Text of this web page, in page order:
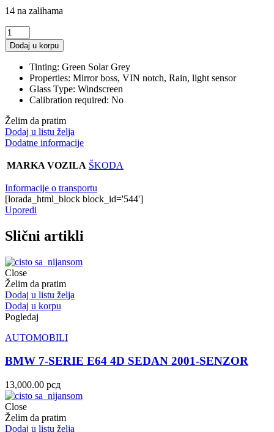
14 na zalihama
SKODA
SUPERB
SEDAN/WAGON
2009-
quantity
Dodaj u korpu
Tinting: Green Solar Grey
Properties: Mirror boss, VIN notch, Rain, light sensor
Glass Type: Windscreen
Calibration required: No
Želim da pratim
Dodaj u listu želja
Dodatne informacije
MARKA VOZILA ŠKODA
Informacije o transportu
[lorada_html_block block_id='544']
Uporedi
Slični artikli
Close
Želim da pratim
Dodaj u listu želja
Dodaj u korpu
Pogledaj
AUTOMOBILI
BMW 7-SERIE E64 4D SEDAN 2001-SENZOR
13,000.00 рсд
Close
Želim da pratim
Dodaj u listu želja